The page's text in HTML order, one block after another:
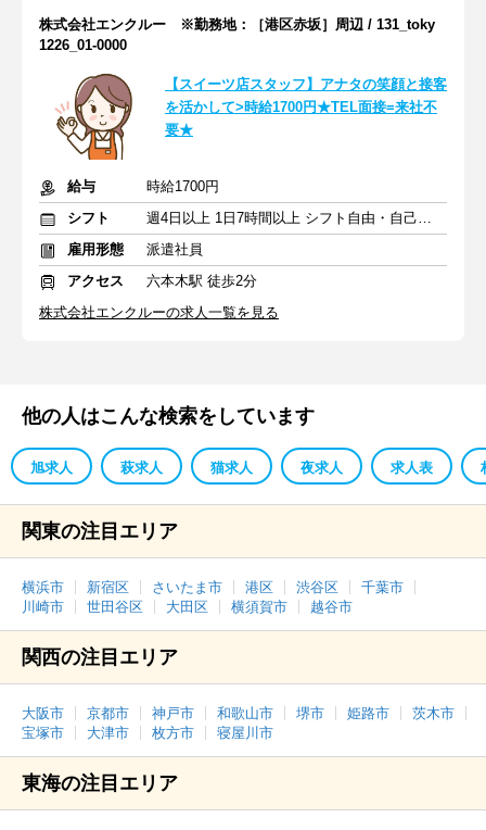
株式会社エンクルー ※勤務地：［港区赤坂］周辺 / 131_toky
1226_01-0000
【スイーツ店スタッフ】アナタの笑顔と接客
を活かして>時給1700円★TEL面接=来社不
要★
給与
時給1700円
シフト
週4日以上 1日7時間以上 シフト自由・自己申告
雇用形態
派遣社員
アクセス
六本木駅 徒歩2分
株式会社エンクルーの求人一覧を見る
他の人はこんな検索をしています
旭求人 萩求人 猫求人 夜求人 求人表
関東の注目エリア
横浜市 新宿区 さいたま市 港区 渋谷区
千葉市
川崎市
世田谷区 大田区 横須賀市 越谷市
関西の注目エリア
大阪市 京都市 神戸市 和歌山市 堺市 姫路市
茨木市
宝塚市
大津市 枚方市 寝屋川市
東海の注目エリア